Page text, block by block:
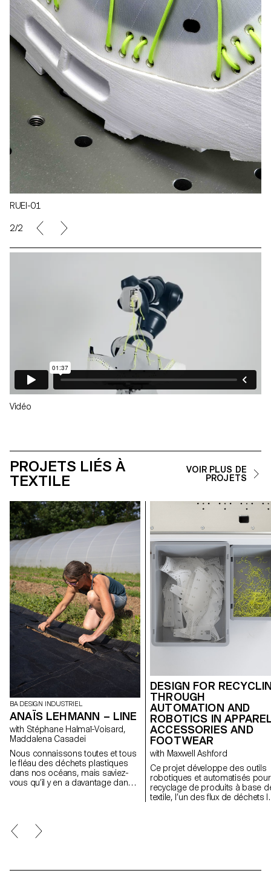
RUEI-01
2/2
Vidéo
PROJETS LIÉS À
TEXTILE
VOIR PLUS DE
PROJETS
BA DESIGN INDUSTRIEL
ANAÏS LEHMANN – LINE
with Stéphane Halmaï-Voisard,
Maddalena Casadei
Nous connaissons toutes et tous
le fléau des déchets plastiques
dans nos océans, mais saviez-
vous qu’il y en a davantage dans
ses pots, ses filets, et ses divers
films, le plastique est omniprésent
agricoles sont polluées par les
DESIGN FOR
THROUGH
AUTOMATION AND
ROBOTICS IN
ACCESSORIES AND
FOOTWEAR
with Maxwell Ashford
Ce projet développe des outils
robotiques et automatisés
recyclage de produits à base
textile, l’un des flux de déchets